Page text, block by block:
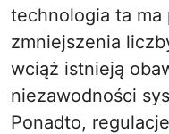
technologia ta ma
zmniejszenia
wciąż istnieją
niezawodności
Ponadto,